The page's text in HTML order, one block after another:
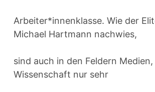
Arbeiter*innenklasse. Wie der
Michael Hartmann nachwies,
sind auch in den Feldern
Wissenschaft nur sehr